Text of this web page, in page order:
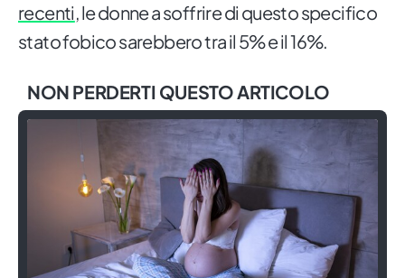
recenti, le donne a soffrire di questo specifico
stato fobico sarebbero tra il 5% e il 16%.
NON PERDERTI QUESTO ARTICOLO